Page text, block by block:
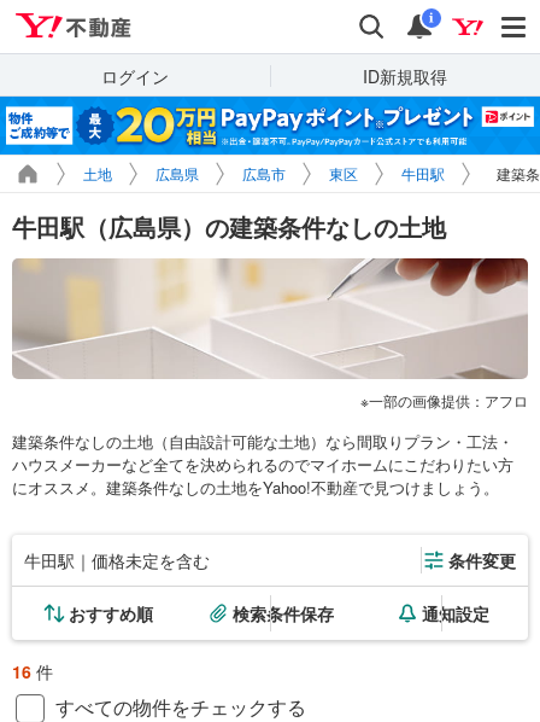
検索 通知
i
ログイン ID新規取得
土地 広島県 広島市 東区 牛田駅 建築
牛田駅（広島県）の建築条件なしの土地
一部の画像提供：アフロ
建築条件なしの土地（自由設計可能な土地）なら間取りプラン・工法・
ハウスメーカーなど全てを決められるのでマイホームにこだわりたい方
にオススメ。建築条件なしの土地をYahoo!不動産で見つけましょう。
牛田駅｜価格未定を含む 条件変更
おすすめ順 検索条件保存 通知設定
16 件
すべての物件をチェックする